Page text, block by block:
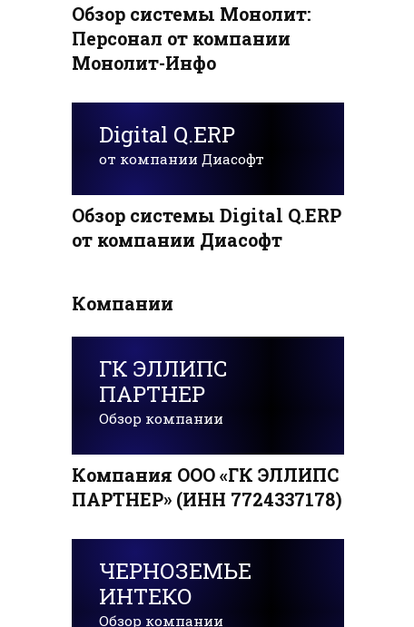
Обзор системы Монолит:
Персонал от компании
Монолит-Инфо
Digital Q.ERP
от компании Диасофт
Обзор системы Digital Q.ERP
от компании Диасофт
Компании
ГК ЭЛЛИПС
ПАРТНЕР
Обзор компании
Компания ООО «ГК ЭЛЛИПС
ПАРТНЕР» (ИНН 7724337178)
ЧЕРНОЗЕМЬЕ
ИНТЕКО
Обзор компании